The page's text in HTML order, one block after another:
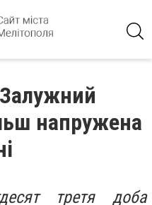
Залужний
напружена
третя доба